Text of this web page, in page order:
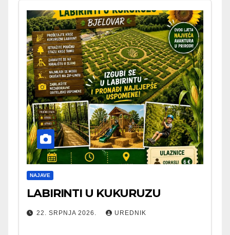
NAJAVE
LABIRINTI U KUKURUZU
22. SRPNJA 2026. UREDNIK